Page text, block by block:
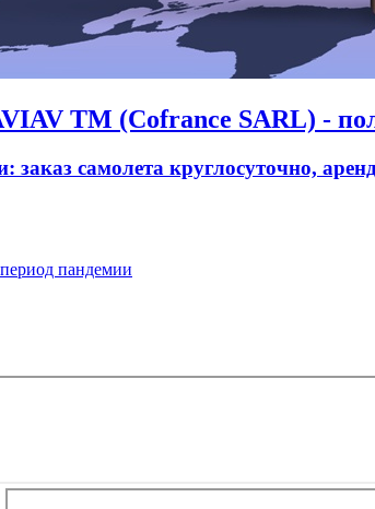
TM (Cofrance SARL) -
заказ самолета круглосуточно,
пандемии